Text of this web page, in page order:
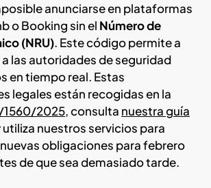
anunciarse en plataformas
o Booking sin el Número de
(NRU). Este código permite a
las autoridades de seguridad
en tiempo real. Estas
legales están recogidas en la
1560/2025, consulta nuestra guía
utiliza nuestros servicios para
obligaciones para febrero
de que sea demasiado tarde.